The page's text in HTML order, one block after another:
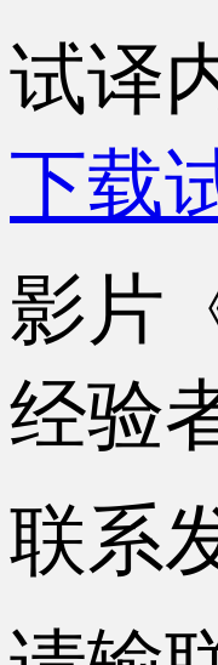
试译
下载
影片
经验
联系